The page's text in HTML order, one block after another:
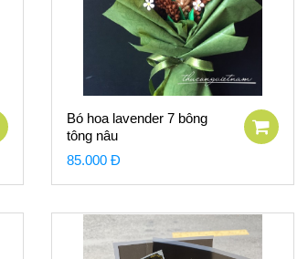
Bó hoa lavender 7 bông
tông nâu
85.000 Đ